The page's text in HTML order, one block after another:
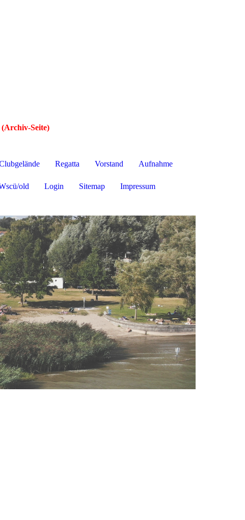
(Archiv-Seite)
Regatta Vorstand Aufnahme
old Login Sitemap Impressum